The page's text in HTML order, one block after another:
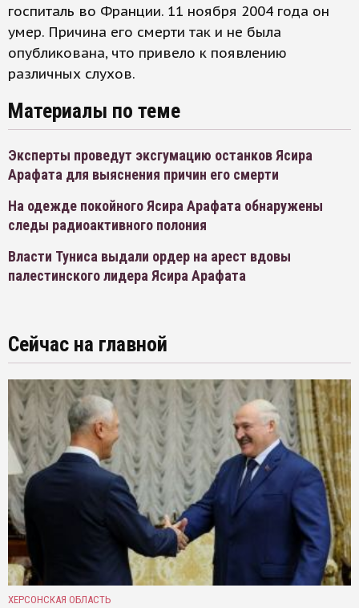
госпиталь во Франции. 11 ноября 2004 года он
умер. Причина его смерти так и не была
опубликована, что привело к появлению
различных слухов.
Материалы по теме
Эксперты проведут эксгумацию останков Ясира
Арафата для выяснения причин его смерти
На одежде покойного Ясира Арафата обнаружены
следы радиоактивного полония
Власти Туниса выдали ордер на арест вдовы
палестинского лидера Ясира Арафата
Сейчас на главной
ХЕРСОНСКАЯ ОБЛАСТЬ